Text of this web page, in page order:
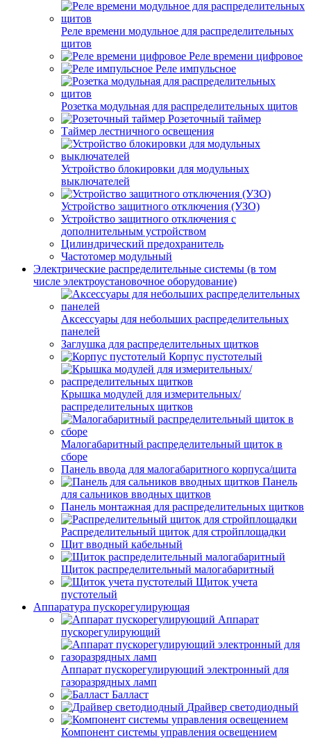
Реле времени модульное для распределительных
щитов
Реле времени цифровое
Реле импульсное
Розетка модульная для распределительных щитов
Розеточный таймер
Таймер лестничного освещения
Устройство блокировки для модульных
выключателей
Устройство защитного отключения (УЗО)
Устройство защитного отключения с
дополнительным устройством
Цилиндрический предохранитель
Частотомер модульный
Электрические распределительные системы (в том
числе электроустановочное оборудование)
Аксессуары для небольших распределительных
панелей
Заглушка для распределительных щитков
Корпус пустотелый
Крышка модулей для измерительных/
распределительных щитков
Малогабаритный распределительный щиток в
сборе
Панель ввода для малогабаритного корпуса/щита
Панель
для сальников вводных щитков
Панель монтажная для распределительных щитков
Распределительный щиток для стройплощадки
Щит вводный кабельный
Щиток распределительный малогабаритный
Щиток учета
пустотелый
Аппаратура пускорегулирующая
Аппарат
пускорегулирующий
Аппарат пускорегулирующий электронный для
газоразрядных ламп
Балласт
Драйвер светодиодный
Компонент системы управления освещением